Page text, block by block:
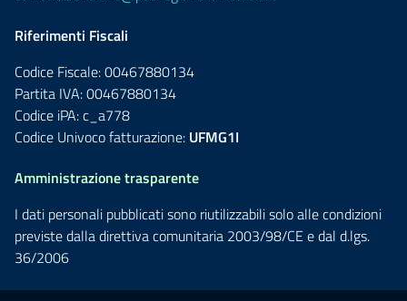
Riferimenti Fiscali
Codice Fiscale: 00467880134
Partita IVA: 00467880134
Codice iPA: c_a778
Codice Univoco fatturazione: UFMG1I
Amministrazione trasparente
I dati personali pubblicati sono riutilizzabili solo alle condizioni
previste dalla direttiva comunitaria 2003/98/CE e dal d.lgs.
36/2006